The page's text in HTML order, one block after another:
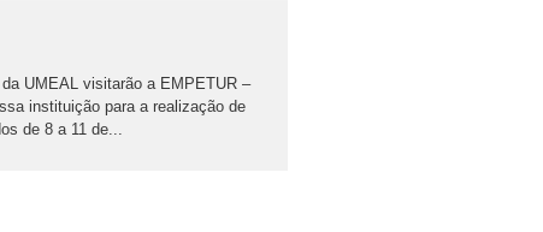
UMEAL visitarão a EMPETUR –
instituição para a realização de
de 8 a 11 de...